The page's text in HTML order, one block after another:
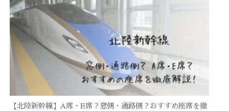
【北陸新幹線】A席・E席？窓側・通路側？おすすめ座席を徹